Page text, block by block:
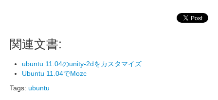
関連文書:
ubuntu 11.04のunity-2dをカスタマイズ
Ubuntu 11.04でMozc
Tags: ubuntu